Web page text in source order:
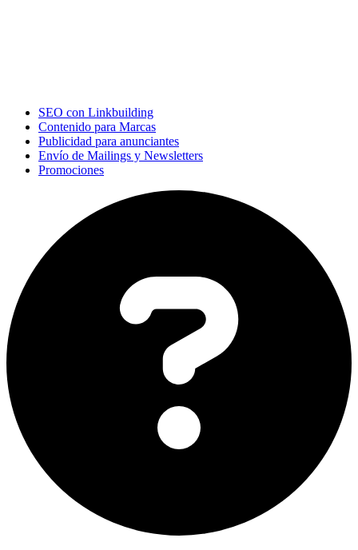
SEO con Linkbuilding
Contenido para Marcas
Publicidad para anunciantes
Envío de Mailings y Newsletters
Promociones